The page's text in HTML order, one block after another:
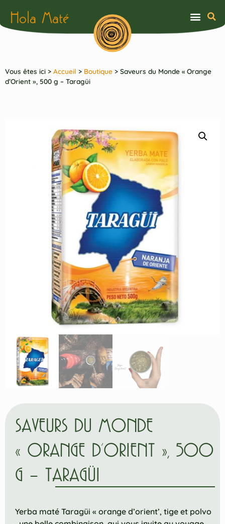
Hola Maté
Vous êtes ici > Accueil > Boutique > Saveurs du Monde « Orange
d’Orient », 500 g – Taragüi
SAVEURS DU MONDE
« ORANGE D’ORIENT », 500
G – TARAGÜI
Yerba maté Taragüi « orange d’orient’, tige et polvo